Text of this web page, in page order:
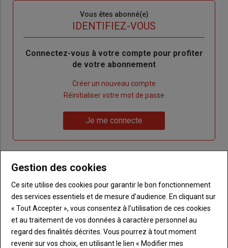
Vous êtes abonné(e)
IDENTIFIEZ-VOUS
Body
Connectez-vous à votre compte pour profiter
de votre abonnement
Créer un nouveau compte
de
passe"
Réinitialiser votre mot de passe
me
connecte"
Je me connecte
titre
TITRE CRÉEZ UN COMPTE
Choisissez votre formule et créez votre
compte pour accéder à tout Terre de
Touraine.
Gestion des cookies
Ce site utilise des cookies pour garantir le bon fonctionnement
des services essentiels et de mesure d’audience. En cliquant sur
« Tout Accepter », vous consentez à l’utilisation de ces cookies
et au traitement de vos données à caractère personnel au
regard des finalités décrites. Vous pourrez à tout moment
revenir sur vos choix, en utilisant le lien « Modifier mes